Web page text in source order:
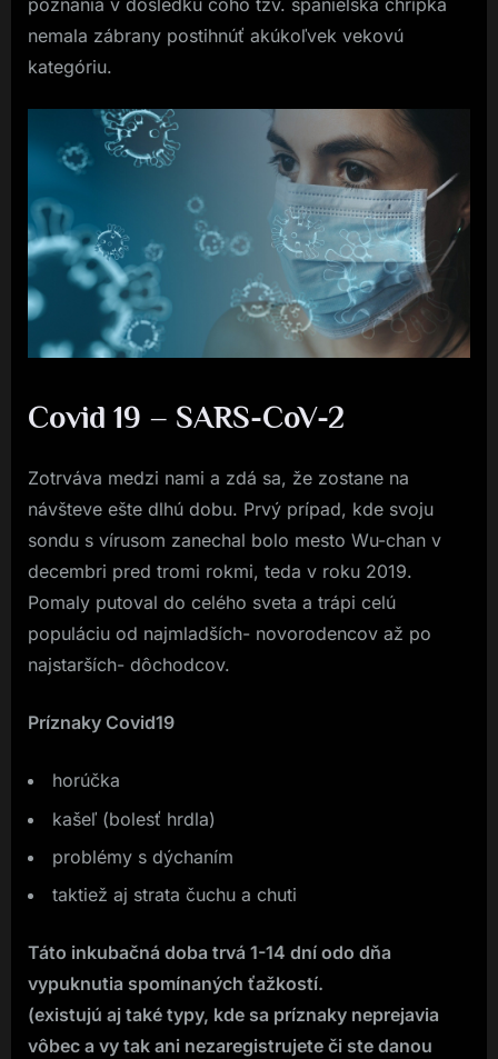
nemala zábrany postihnúť akúkoľvek vekovú
kategóriu.
Covid 19 – SARS-CoV-2
Zotrváva medzi nami a zdá sa, že zostane na
návšteve ešte dlhú dobu. Prvý prípad, kde svoju
sondu s vírusom zanechal bolo mesto Wu-chan v
decembri pred tromi rokmi, teda v roku 2019.
Pomaly putoval do celého sveta a trápi celú
populáciu od najmladších- novorodencov až po
najstarších- dôchodcov.
Príznaky Covid19
horúčka
kašeľ (bolesť hrdla)
problémy s dýchaním
taktiež aj strata čuchu a chuti
Táto inkubačná doba trvá 1-14 dní odo dňa
vypuknutia spomínaných ťažkostí.
(existujú aj také typy, kde sa príznaky neprejavia
vôbec a vy tak ani nezaregistrujete či ste danou